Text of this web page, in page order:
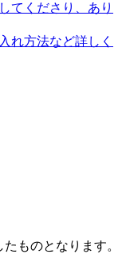
てくださり、あり
れ方法など詳しく
ものとなります。